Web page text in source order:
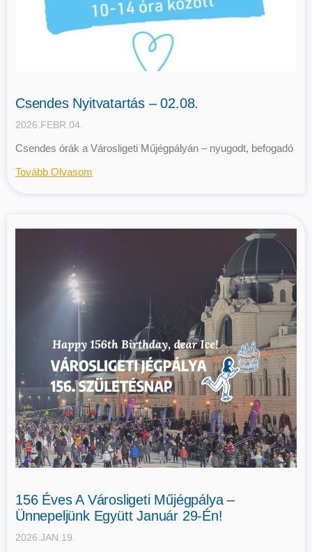
Csendes Nyitvatartás – 02.08.
2026.FEBR.04.
Csendes órák a Városligeti Műjégpályán – nyugodt, befogadó
Tovább Olvasom
156 Éves A Városligeti Műjégpálya –
Ünnepeljünk Együtt Január 29-Én!
2026.JAN.19.